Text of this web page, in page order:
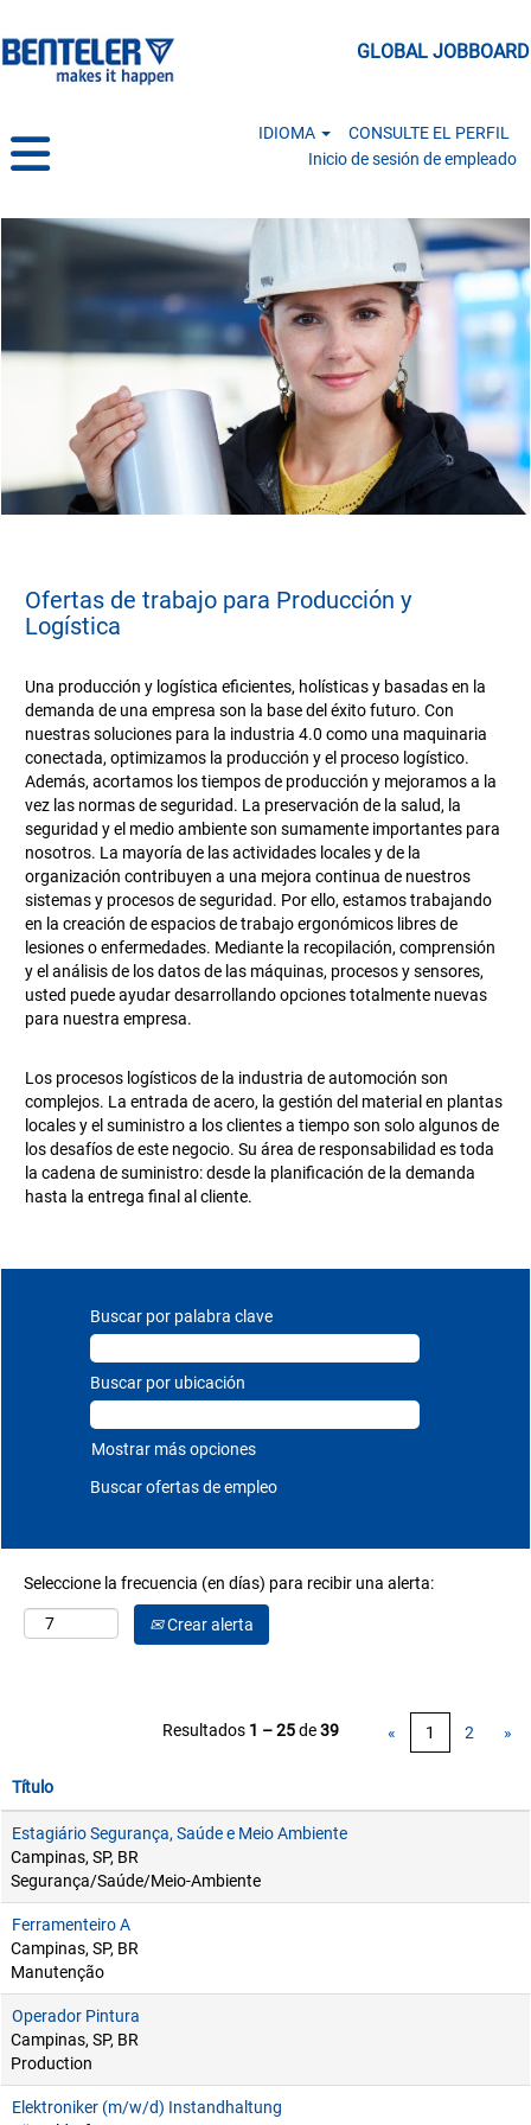
GLOBAL JOBBOARD
IDIOMA
CONSULTE EL PERFIL
Inicio de sesión de empleado
Ofertas de trabajo para Producción y
Logística
Una producción y logística eficientes, holísticas y basadas en la
demanda de una empresa son la base del éxito futuro. Con
nuestras soluciones para la industria 4.0 como una maquinaria
conectada, optimizamos la producción y el proceso logístico.
Además, acortamos los tiempos de producción y mejoramos a la
vez las normas de seguridad. La preservación de la salud, la
seguridad y el medio ambiente son sumamente importantes para
nosotros. La mayoría de las actividades locales y de la
organización contribuyen a una mejora continua de nuestros
sistemas y procesos de seguridad. Por ello, estamos trabajando
en la creación de espacios de trabajo ergonómicos libres de
lesiones o enfermedades. Mediante la recopilación, comprensión
y el análisis de los datos de las máquinas, procesos y sensores,
usted puede ayudar desarrollando opciones totalmente nuevas
para nuestra empresa.
Los procesos logísticos de la industria de automoción son
complejos. La entrada de acero, la gestión del material en plantas
locales y el suministro a los clientes a tiempo son solo algunos de
los desafíos de este negocio. Su área de responsabilidad es toda
la cadena de suministro: desde la planificación de la demanda
hasta la entrega final al cliente.
Buscar por palabra clave
Buscar por ubicación
Mostrar más opciones
Seleccione la frecuencia (en días) para recibir una alerta:
Crear alerta
Resultados 1 – 25de39 « 1 2 »
Título
Estagiário Segurança, Saúde e Meio Ambiente
Campinas, SP, BR
Segurança/Saúde/Meio-Ambiente
Ferramenteiro A
Campinas, SP, BR
Manutenção
Operador Pintura
Campinas, SP, BR
Production
Elektroniker (m/w/d) Instandhaltung